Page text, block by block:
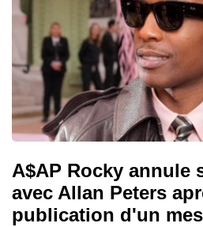
A$AP Rocky annule
avec Allan Peters
publication d'un